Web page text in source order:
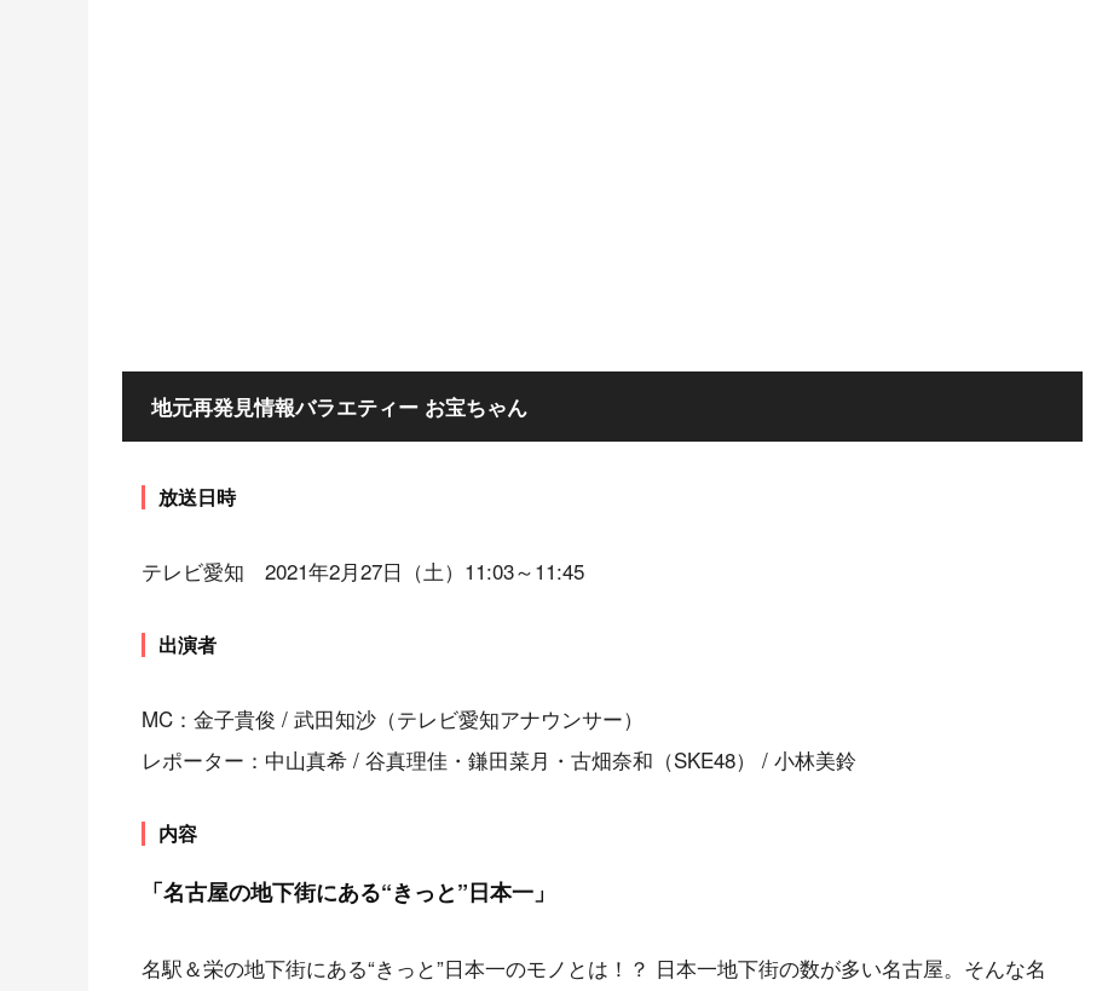
地元再発見情報バラエティー お宝ちゃん
放送日時
テレビ愛知 2021年2月27日（土）11:03～11:45
出演者
MC：金子貴俊 / 武田知沙（テレビ愛知アナウンサー）
レポーター：中山真希 / 谷真理佳・鎌田菜月・古畑奈和（SKE48） / 小林美鈴
内容
「名古屋の地下街にある“きっと”日本一」
名駅＆栄の地下街にある“きっと”日本一のモノとは！？ 日本一地下街の数が多い名古屋。そんな名